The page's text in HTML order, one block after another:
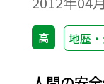
高 地歴